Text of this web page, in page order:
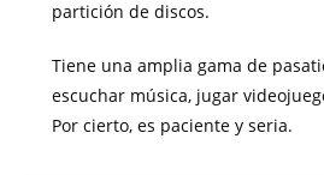
partición de discos.
Tiene una amplia gama de
escuchar música, jugar
Por cierto, es paciente y seria.